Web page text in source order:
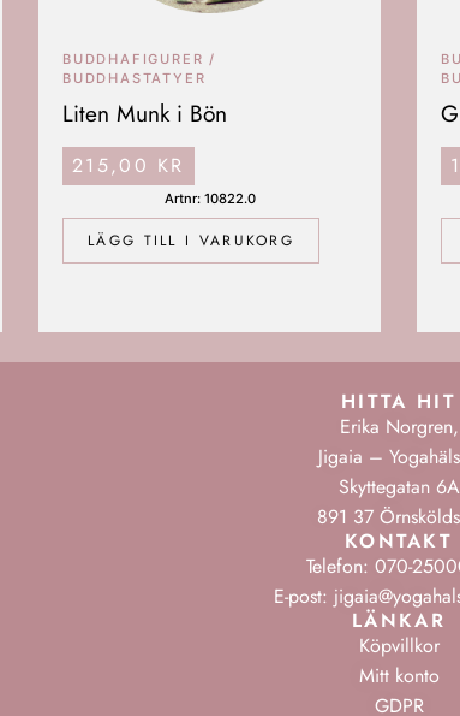
LÄGG TILL I VARUKORG
BUDDHAFIGURER /
BUDDHASTATYER
Liten Munk i Bön
215,00 KR
Artnr: 10822.0
HITTA HIT
Erika Norgren,
Jigaia –
Skyttegatan 6A
891 37
KONTAKT
Telefon: 070-
E-post:
LÄNKAR
Köpvillkor
Mitt konto
GDPR